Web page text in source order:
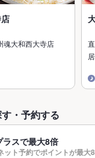
大和西大寺店
・予約する
ラスで最大8倍
ット予約でポイントが最大